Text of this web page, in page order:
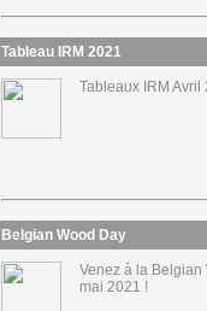
Tableau IRM 2021
Tableaux IRM Avril
Belgian Wood Day
Venez à la
mai 2021 !